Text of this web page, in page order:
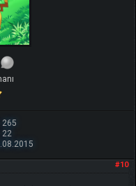
265
22
#10